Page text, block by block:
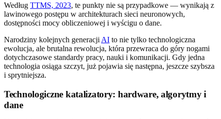
Według TTMS, 2023, te punkty nie są przypadkowe — wynikają z
lawinowego postępu w architekturach sieci neuronowych,
dostępności mocy obliczeniowej i wyścigu o dane.
Narodziny kolejnych generacji AI to nie tylko technologiczna
ewolucja, ale brutalna rewolucja, która przewraca do góry nogami
dotychczasowe standardy pracy, nauki i komunikacji. Gdy jedna
technologia osiąga szczyt, już pojawia się następna, jeszcze szybsza
i sprytniejsza.
Technologiczne katalizatory: hardware, algorytmy i
dane